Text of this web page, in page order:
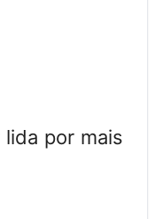
por mais